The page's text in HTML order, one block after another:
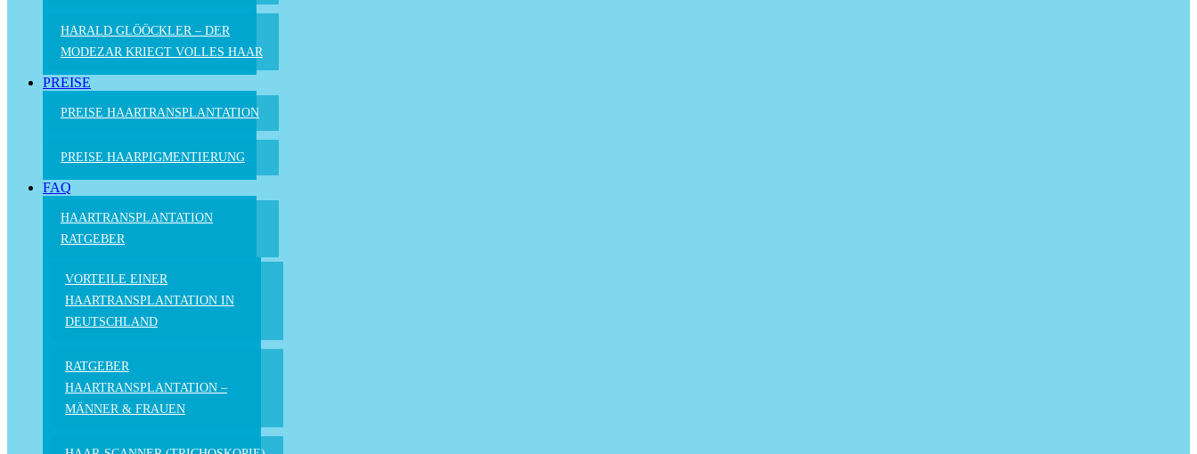
HARALD GLÖÖCKLER – DER
MODEZAR KRIEGT VOLLES HAAR
PREISE
PREISE HAARTRANSPLANTATION
PREISE HAARPIGMENTIERUNG
FAQ
HAARTRANSPLANTATION
RATGEBER
VORTEILE EINER
HAARTRANSPLANTATION IN
DEUTSCHLAND
RATGEBER
HAARTRANSPLANTATION –
MÄNNER & FRAUEN